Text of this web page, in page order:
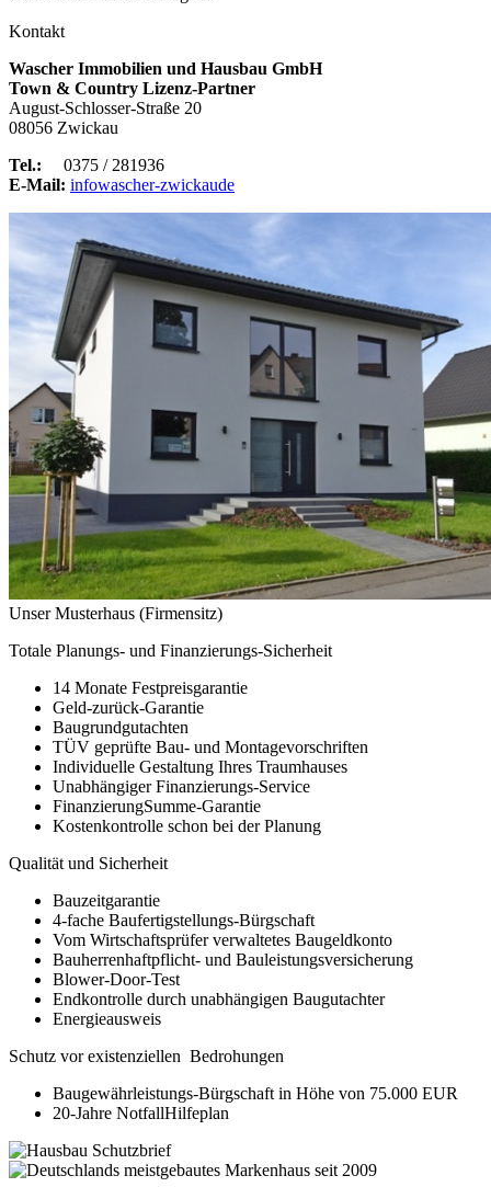
Kontakt
Wascher Immobilien und Hausbau GmbH
Town & Country Lizenz-Partner
August-Schlosser-Straße 20
08056 Zwickau
Tel.: 0375 / 281936
E-Mail: infowascher-zwickaude
Unser Musterhaus (Firmensitz)
Totale Planungs- und Finanzierungs-Sicherheit
14 Monate Festpreisgarantie
Geld-zurück-Garantie
Baugrundgutachten
TÜV geprüfte Bau- und Montagevorschriften
Individuelle Gestaltung Ihres Traumhauses
Unabhängiger Finanzierungs-Service
FinanzierungSumme-Garantie
Kostenkontrolle schon bei der Planung
Qualität und Sicherheit
Bauzeitgarantie
4-fache Baufertigstellungs-Bürgschaft
Vom Wirtschaftsprüfer verwaltetes Baugeldkonto
Bauherrenhaftpflicht- und Bauleistungsversicherung
Blower-Door-Test
Endkontrolle durch unabhängigen Baugutachter
Energieausweis
Schutz vor existenziellen Bedrohungen
Baugewährleistungs-Bürgschaft in Höhe von 75.000 EUR
20-Jahre NotfallHilfeplan